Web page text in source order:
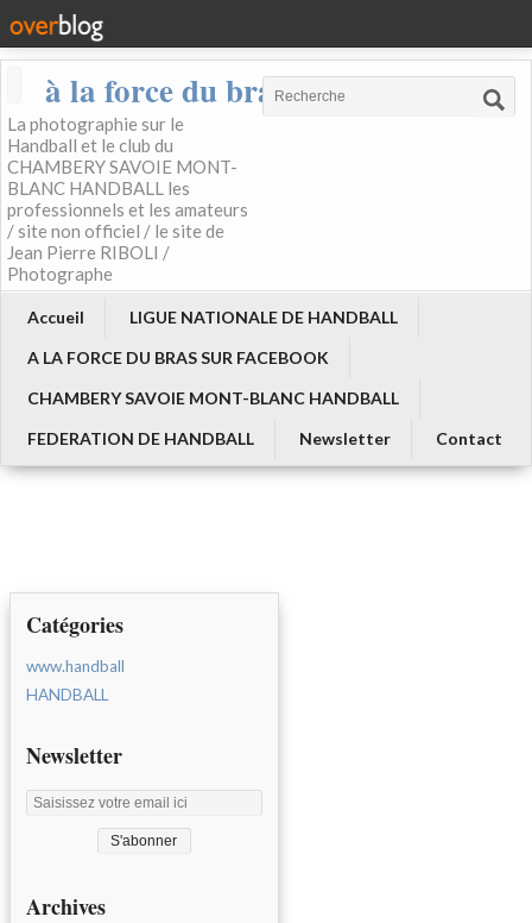
à la force du bras
La photographie sur le
Handball et le club du
CHAMBERY SAVOIE MONT-
BLANC HANDBALL les
professionnels et les amateurs
/ site non officiel / le site de
Jean Pierre RIBOLI /
Photographe
Accueil
LIGUE NATIONALE DE HANDBALL
A LA FORCE DU BRAS SUR FACEBOOK
CHAMBERY SAVOIE MONT-BLANC HANDBALL
FEDERATION DE HANDBALL
Newsletter Contact
Catégories
www.handball
HANDBALL
Newsletter
Archives